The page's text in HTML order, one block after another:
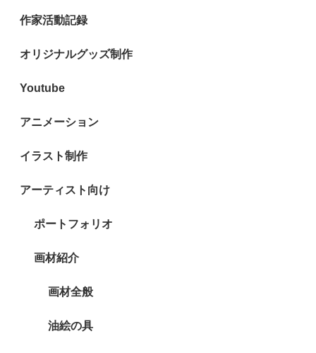
作家活動記録
オリジナルグッズ制作
Youtube
アニメーション
イラスト制作
アーティスト向け
ポートフォリオ
画材紹介
画材全般
油絵の具